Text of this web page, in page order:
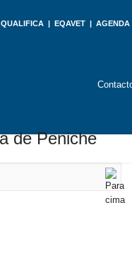
QUALIFICA | EQAVET | AGENDA